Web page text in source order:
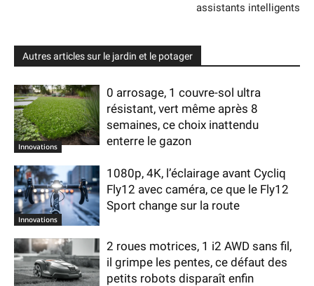
assistants intelligents
Autres articles sur le jardin et le potager
Innovations
0 arrosage, 1 couvre-sol ultra
résistant, vert même après 8
semaines, ce choix inattendu
enterre le gazon
Innovations
1080p, 4K, l’éclairage avant Cycliq
Fly12 avec caméra, ce que le Fly12
Sport change sur la route
2 roues motrices, 1 i2 AWD sans fil,
il grimpe les pentes, ce défaut des
petits robots disparaît enfin